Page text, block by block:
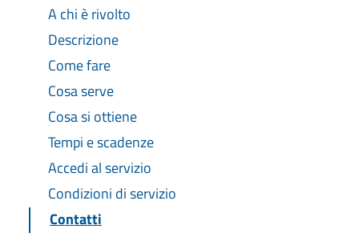
A chi è rivolto
Descrizione
Come fare
Cosa serve
Cosa si ottiene
Tempi e scadenze
Accedi al servizio
Condizioni di servizio
Contatti